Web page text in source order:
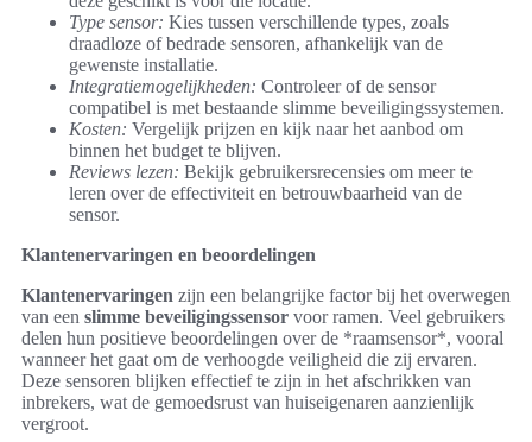
Type sensor: Kies tussen verschillende types, zoals
draadloze of bedrade sensoren, afhankelijk van de
gewenste installatie.
Integratiemogelijkheden: Controleer of de sensor
compatibel is met bestaande slimme beveiligingssystemen.
Kosten: Vergelijk prijzen en kijk naar het aanbod om
binnen het budget te blijven.
Reviews lezen: Bekijk gebruikersrecensies om meer te
leren over de effectiviteit en betrouwbaarheid van de
sensor.
Klantenervaringen en beoordelingen
Klantenervaringen zijn een belangrijke factor bij het overwegen
van een slimme beveiligingssensor voor ramen. Veel gebruikers
delen hun positieve beoordelingen over de *raamsensor*, vooral
wanneer het gaat om de verhoogde veiligheid die zij ervaren.
Deze sensoren blijken effectief te zijn in het afschrikken van
inbrekers, wat de gemoedsrust van huiseigenaren aanzienlijk
vergroot.